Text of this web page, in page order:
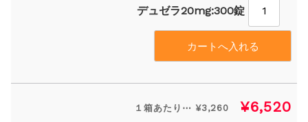
デュゼラ20mg:300錠
１箱あたり⋯ ¥3,260 ¥6,520